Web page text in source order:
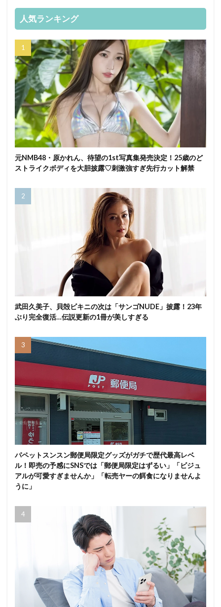
人気ランキング
元NMB48・原かれん、待望の1st写真集発売決定！25歳のど
ストライクボディを大胆披露♡刺激強すぎ先行カット解禁
武田久美子、貝殻ビキニの次は「サンゴNUDE」披露！23年
ぶり完全復活…伝説更新の1冊が美しすぎる
パペットスンスン郵便局限定グッズがガチで歴代最高レベ
ル！即売の予感にSNSでは「郵便局限定はずるい」「ビジュ
アルが可愛すぎませんか」「転売ヤーの餌食になりませんよ
うに」